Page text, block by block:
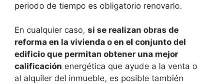
periodo de tiempo es obligatorio renovarlo.
En cualquier caso, si se realizan obras de
reforma en la vivienda o en el conjunto del
edificio que permitan obtener una mejor
calificación energética que ayude a la venta o
al alquiler del inmueble, es posible también